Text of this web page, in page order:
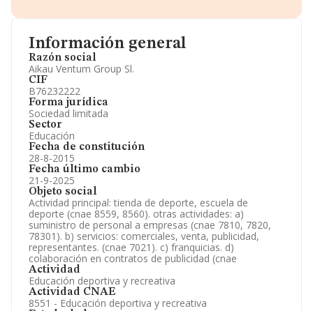
Información general
Razón social
Aikau Ventum Group Sl.
CIF
B76232222
Forma jurídica
Sociedad limitada
Sector
Educación
Fecha de constitución
28-8-2015
Fecha último cambio
21-9-2025
Objeto social
Actividad principal: tienda de deporte, escuela de
deporte (cnae 8559, 8560). otras actividades: a)
suministro de personal a empresas (cnae 7810, 7820,
78301). b) servicios: comerciales, venta, publicidad,
representantes. (cnae 7021). c) franquicias. d)
colaboración en contratos de publicidad (cnae
Actividad
Educación deportiva y recreativa
Actividad CNAE
8551 - Educación deportiva y recreativa
Información oficial y registral complementaria.